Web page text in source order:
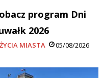
program Dni
2026
MIASTA 05/08/2026